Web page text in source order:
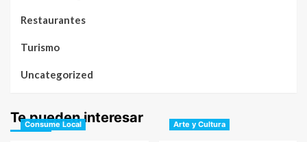
Restaurantes
Turismo
Uncategorized
Te pueden interesar
Consume Local Arte y Cultura